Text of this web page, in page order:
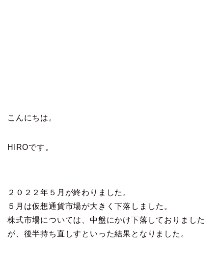
こんにちは。
HIROです。
２０２２年５月が終わりました。
５月は仮想通貨市場が大きく下落しました。
株式市場については、中盤にかけ下落しておりました
が、後半持ち直しすといった結果となりました。